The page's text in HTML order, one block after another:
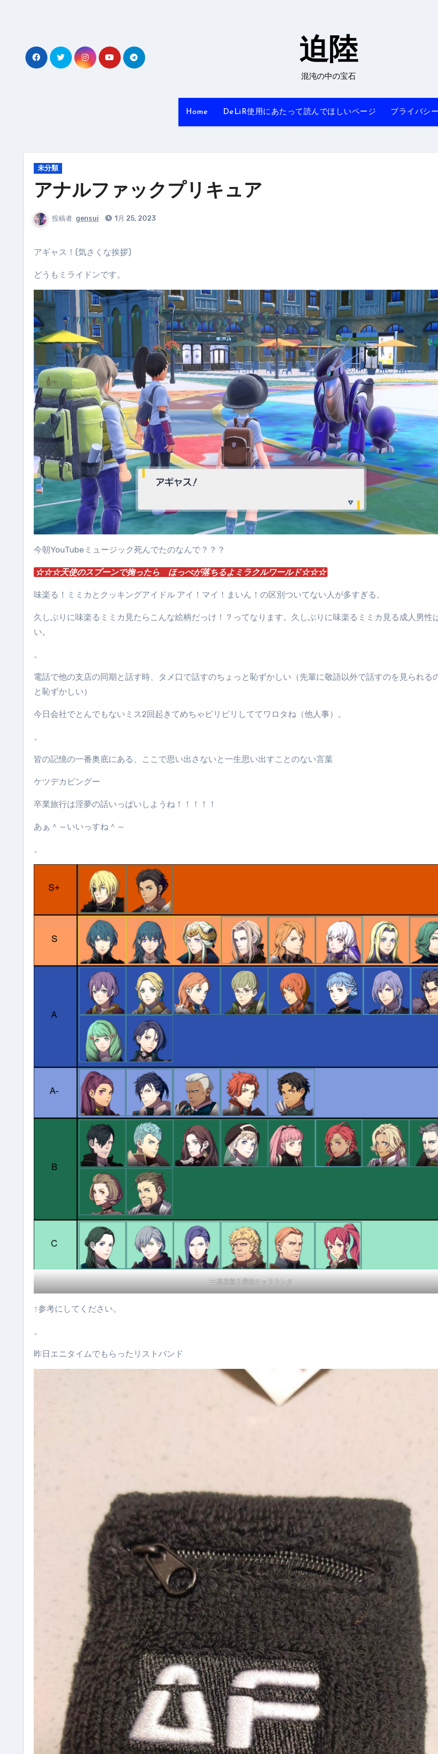
迫陸
混沌の中の宝石
Home DeLiR使用にあたって読んでほしいページ プライバシ
未分類
アナルファックプリキュア
投稿者 gensui 1月 25, 2023
アギャス！(気さくな挨拶)
どうもミライドンです。
今朝YouTubeミュージック死んでたのなんで？？？
☆☆☆天使のスプーンで掬ったら ほっぺが落ちるよミラクルワールド☆☆☆
味楽る！ミミカとクッキングアイドル アイ！マイ！まいん！の区別ついてない人が多すぎる。
久しぶりに味楽るミミカ見たらこんな絵柄だっけ！？ってなります。久しぶりに味楽るミミカ見る成人男性
い。
。
電話で他の支店の同期と話す時、タメ口で話すのちょっと恥ずかしい（先輩に敬語以外で話すのを見られる
と恥ずかしい）
今日会社でとんでもないミス2回起きてめちゃピリピリしててワロタね（他人事）。
。
皆の記憶の一番奥底にある、ここで思い出さないと一生思い出すことのない言葉
ケツデカピングー
卒業旅行は淫夢の話いっぱいしようね！！！！！
あぁ＾～いいっすね＾～
。
FE風花雪月最強キャラランク
↑参考にしてください。
。
昨日エニタイムでもらったリストバンド